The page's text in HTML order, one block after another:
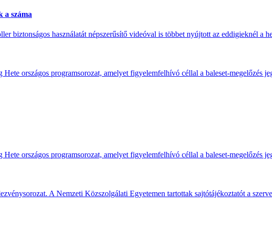
a száma
biztonságos használatát népszerűsítő videóval is többet nyújtott az eddigieknél a
országos programsorozat, amelyet figyelemfelhívó céllal a baleset-megelőzés
országos programsorozat, amelyet figyelemfelhívó céllal a baleset-megelőzés
A Nemzeti Közszolgálati Egyetemen tartottak sajtótájékoztatót a